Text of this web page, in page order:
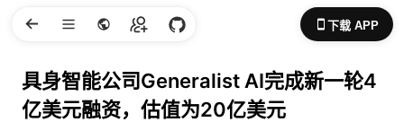
下载 APP
具身智能公司Generalist AI完成新一轮4
亿美元融资，估值为20亿美元